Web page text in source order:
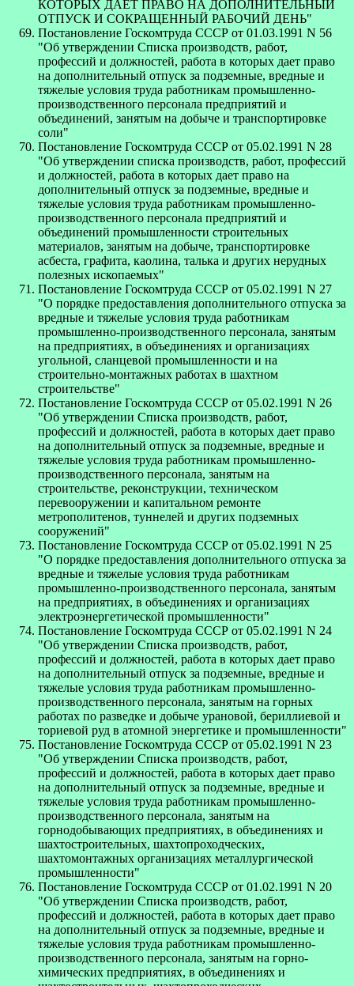
КОТОРЫХ ДАЕТ ПРАВО НА ДОПОЛНИТЕЛЬНЫЙ
ОТПУСК И СОКРАЩЕННЫЙ РАБОЧИЙ ДЕНЬ"
Постановление Госкомтруда СССР от 01.03.1991 N 56
"Об утверждении Списка производств, работ,
профессий и должностей, работа в которых дает право
на дополнительный отпуск за подземные, вредные и
тяжелые условия труда работникам промышленно-
производственного персонала предприятий и
объединений, занятым на добыче и транспортировке
соли"
Постановление Госкомтруда СССР от 05.02.1991 N 28
"Об утверждении списка производств, работ, профессий
и должностей, работа в которых дает право на
дополнительный отпуск за подземные, вредные и
тяжелые условия труда работникам промышленно-
производственного персонала предприятий и
объединений промышленности строительных
материалов, занятым на добыче, транспортировке
асбеста, графита, каолина, талька и других нерудных
полезных ископаемых"
Постановление Госкомтруда СССР от 05.02.1991 N 27
"О порядке предоставления дополнительного отпуска за
вредные и тяжелые условия труда работникам
промышленно-производственного персонала, занятым
на предприятиях, в объединениях и организациях
угольной, сланцевой промышленности и на
строительно-монтажных работах в шахтном
строительстве"
Постановление Госкомтруда СССР от 05.02.1991 N 26
"Об утверждении Списка производств, работ,
профессий и должностей, работа в которых дает право
на дополнительный отпуск за подземные, вредные и
тяжелые условия труда работникам промышленно-
производственного персонала, занятым на
строительстве, реконструкции, техническом
перевооружении и капитальном ремонте
метрополитенов, туннелей и других подземных
сооружений"
Постановление Госкомтруда СССР от 05.02.1991 N 25
"О порядке предоставления дополнительного отпуска за
вредные и тяжелые условия труда работникам
промышленно-производственного персонала, занятым
на предприятиях, в объединениях и организациях
электроэнергетической промышленности"
Постановление Госкомтруда СССР от 05.02.1991 N 24
"Об утверждении Списка производств, работ,
профессий и должностей, работа в которых дает право
на дополнительный отпуск за подземные, вредные и
тяжелые условия труда работникам промышленно-
производственного персонала, занятым на горных
работах по разведке и добыче урановой, бериллиевой и
ториевой руд в атомной энергетике и промышленности"
Постановление Госкомтруда СССР от 05.02.1991 N 23
"Об утверждении Списка производств, работ,
профессий и должностей, работа в которых дает право
на дополнительный отпуск за подземные, вредные и
тяжелые условия труда работникам промышленно-
производственного персонала, занятым на
горнодобывающих предприятиях, в объединениях и
шахтостроительных, шахтопроходческих,
шахтомонтажных организациях металлургической
промышленности"
Постановление Госкомтруда СССР от 01.02.1991 N 20
"Об утверждении Списка производств, работ,
профессий и должностей, работа в которых дает право
на дополнительный отпуск за подземные, вредные и
тяжелые условия труда работникам промышленно-
производственного персонала, занятым на горно-
химических предприятиях, в объединениях и